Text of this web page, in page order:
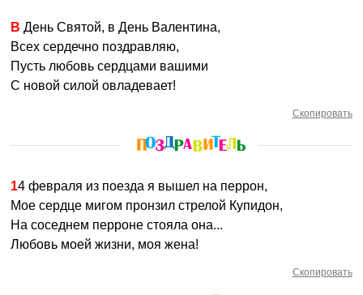
В День Святой, в День Валентина,
Всех сердечно поздравляю,
Пусть любовь сердцами вашими
С новой силой овладевает!
Скопировать
14 февраля из поезда я вышел на перрон,
Мое сердце мигом пронзил стрелой Купидон,
На соседнем перроне стояла она...
Любовь моей жизни, моя жена!
Скопировать